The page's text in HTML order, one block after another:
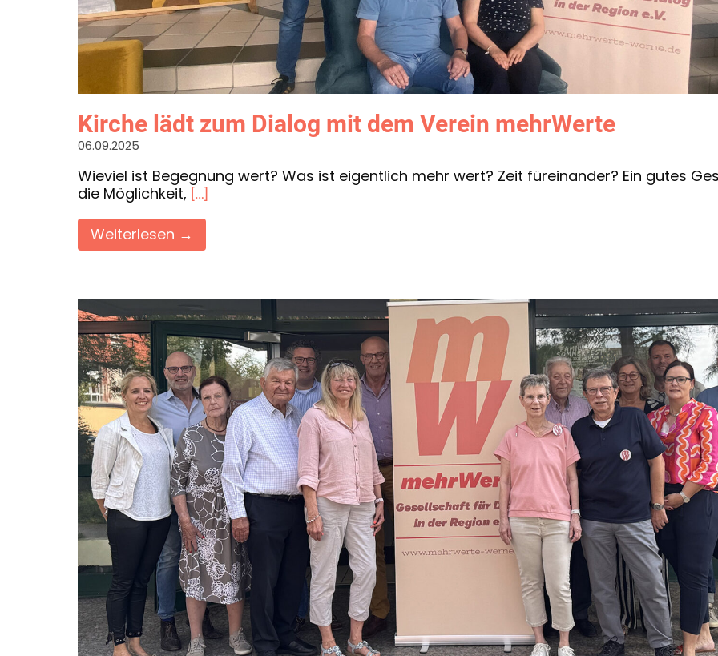
Kirche lädt zum Dialog mit dem Verein mehrWerte
06.09.2025
Wieviel ist Begegnung wert? Was ist eigentlich mehr wert? Zeit füreinander? Ein gutes
die Möglichkeit, […]
Weiterlesen →